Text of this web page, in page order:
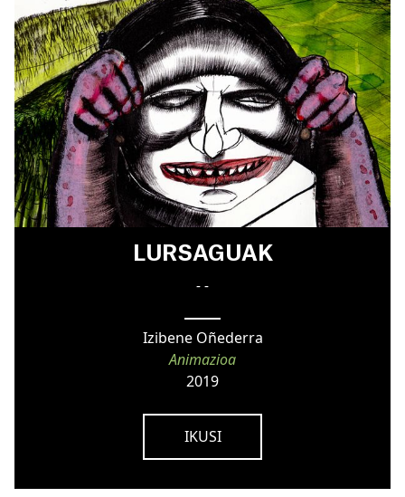
LURSAGUAK
- -
Izibene Oñederra
Animazioa
2019
IKUSI